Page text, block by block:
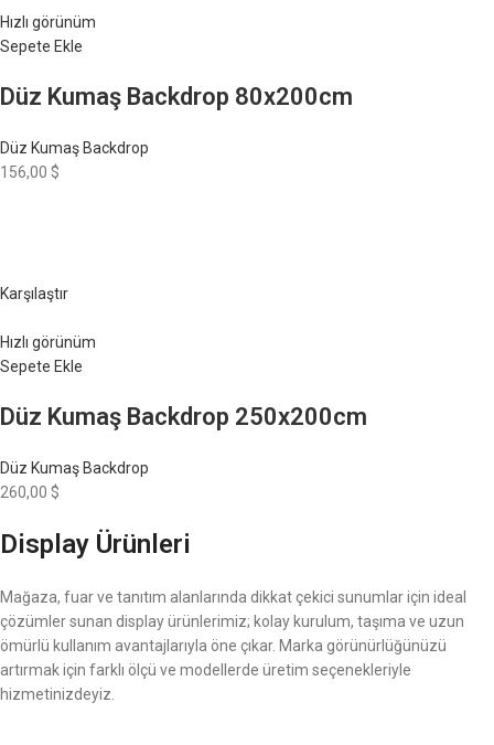
Hızlı görünüm
Sepete Ekle
Düz Kumaş Backdrop 80x200cm
Düz Kumaş Backdrop
156,00 $
Karşılaştır
Hızlı görünüm
Sepete Ekle
Düz Kumaş Backdrop 250x200cm
Düz Kumaş Backdrop
260,00 $
Display Ürünleri
Mağaza, fuar ve tanıtım alanlarında dikkat çekici sunumlar için ideal
çözümler sunan display ürünlerimiz; kolay kurulum, taşıma ve uzun
ömürlü kullanım avantajlarıyla öne çıkar. Marka görünürlüğünüzü
artırmak için farklı ölçü ve modellerde üretim seçenekleriyle
hizmetinizdeyiz.